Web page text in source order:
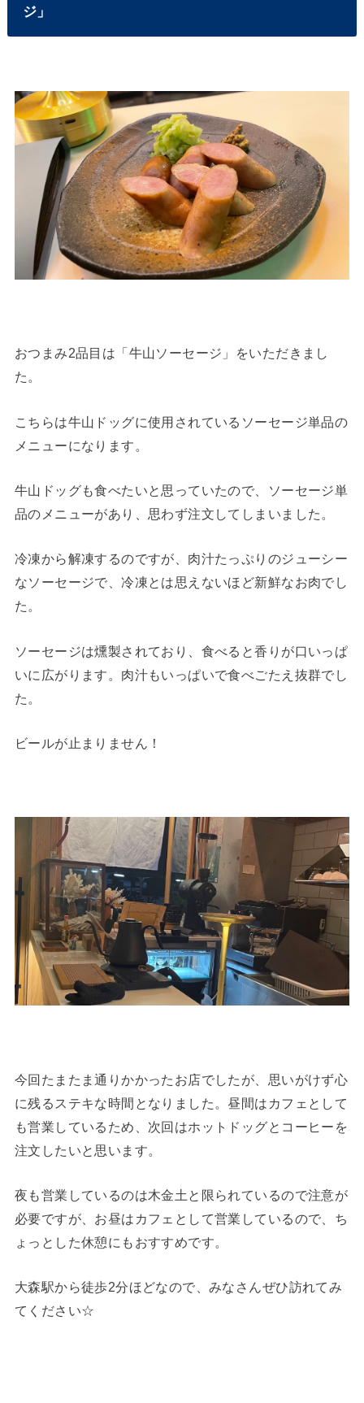
ジ」
おつまみ2品目は「牛山ソーセージ」をいただきまし
た。
こちらは牛山ドッグに使用されているソーセージ単品の
メニューになります。
牛山ドッグも食べたいと思っていたので、ソーセージ単
品のメニューがあり、思わず注文してしまいました。
冷凍から解凍するのですが、肉汁たっぷりのジューシー
なソーセージで、冷凍とは思えないほど新鮮なお肉でし
た。
ソーセージは燻製されており、食べると香りが口いっぱ
いに広がります。肉汁もいっぱいで食べごたえ抜群でし
た。
ビールが止まりません！
今回たまたま通りかかったお店でしたが、思いがけず心
に残るステキな時間となりました。昼間はカフェとして
も営業しているため、次回はホットドッグとコーヒーを
注文したいと思います。
夜も営業しているのは木金土と限られているので注意が
必要ですが、お昼はカフェとして営業しているので、ち
ょっとした休憩にもおすすめです。
大森駅から徒歩2分ほどなので、みなさんぜひ訪れてみ
てください☆